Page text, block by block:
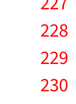
228
229
230